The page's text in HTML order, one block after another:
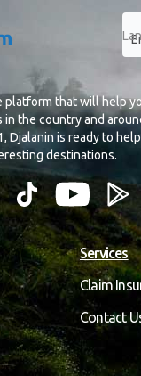
platform that will help
the country and
Djalanin is ready to
destinations.
Services
Claim
Contact